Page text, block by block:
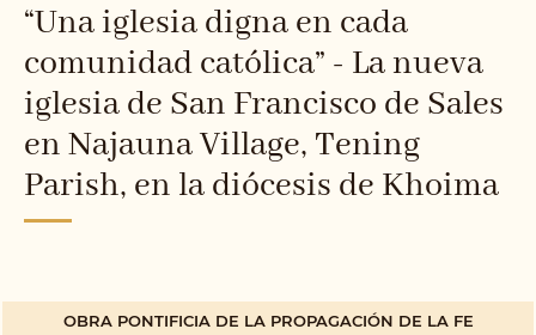
“Una iglesia digna en cada
comunidad católica” - La nueva
iglesia de San Francisco de Sales
en Najauna Village, Tening
Parish, en la diócesis de Khoima
OBRA PONTIFICIA DE LA PROPAGACIÓN DE LA FE